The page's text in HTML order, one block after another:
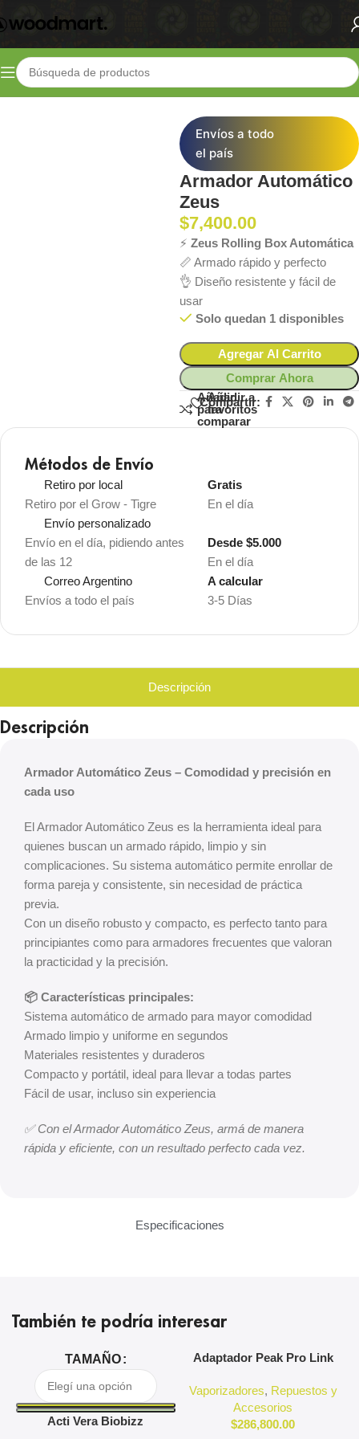
Inicio Shop Parafernalia Armadores
Envíos a todo
el país
Armador Automático
Zeus
$7,400.00
⚡ Zeus Rolling Box Automática
📏 Armado rápido y perfecto
👌 Diseño resistente y fácil de
usar
Solo quedan 1 disponibles
Agregar Al Carrito
Comprar Ahora
Añadir
para
comparar
Añadir a
favoritos
Compartir:
Métodos de Envío
Retiro por local
Retiro por el Grow - Tigre
En el día
Gratis
Envío personalizado
Envío en el día, pidiendo antes
de las 12
En el día
Desde $5.000
Correo Argentino
Envíos a todo el país
3-5 Días
A calcular
Descripción
Especificaciones
Descripción
Armador Automático Zeus – Comodidad y precisión en
cada uso
El Armador Automático Zeus es la herramienta ideal para
quienes buscan un armado rápido, limpio y sin
complicaciones. Su sistema automático permite enrollar de
forma pareja y consistente, sin necesidad de práctica
previa.
Con un diseño robusto y compacto, es perfecto tanto para
principiantes como para armadores frecuentes que valoran
la practicidad y la precisión.
📦 Características principales:
Sistema automático de armado para mayor comodidad
Armado limpio y uniforme en segundos
Materiales resistentes y duraderos
Compacto y portátil, ideal para llevar a todas partes
Fácil de usar, incluso sin experiencia
✅ Con el Armador Automático Zeus, armá de manera
rápida y eficiente, con un resultado perfecto cada vez.
También te podría interesar
TAMAÑO
Acti Vera Biobizz
Adaptador Peak Pro Link
Vaporizadores, Repuestos y
Accesorios
$286,800.00